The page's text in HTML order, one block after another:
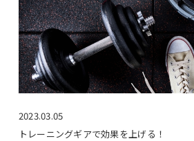
2023.03.05
トレーニングギアで効果を上げる！